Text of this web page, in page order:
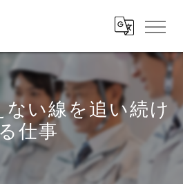
ない線を追い続け
る仕事